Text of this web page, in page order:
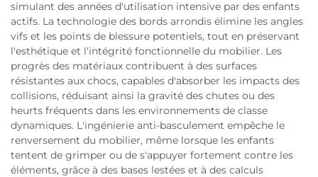
simulant des années d'utilisation intensive par des enfants
actifs. La technologie des bords arrondis élimine les angles
vifs et les points de blessure potentiels, tout en préservant
l'esthétique et l'intégrité fonctionnelle du mobilier. Les
progrès des matériaux contribuent à des surfaces
résistantes aux chocs, capables d'absorber les impacts des
collisions, réduisant ainsi la gravité des chutes ou des
heurts fréquents dans les environnements de classe
dynamiques. L'ingénierie anti-basculement empêche le
renversement du mobilier, même lorsque les enfants
tentent de grimper ou de s'appuyer fortement contre les
éléments, grâce à des bases lestées et à des calculs